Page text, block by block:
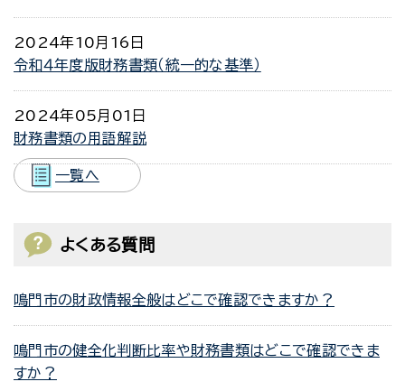
2024年10月16日
令和４年度版財務書類（統一的な基準）
2024年05月01日
財務書類の用語解説
一覧へ
よくある質問
鳴門市の財政情報全般はどこで確認できますか？
鳴門市の健全化判断比率や財務書類はどこで確認できま
すか？